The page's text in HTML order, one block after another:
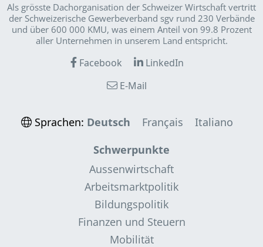
Als grösste Dachorganisation der Schweizer Wirt­schaft vertritt
der Schweizerische Gewerbeverband sgv rund 230 Verbände
und über 600 000 KMU, was einem Anteil von 99.8 Prozent
aller Unternehmen in unserem Land entspricht.
Facebook
LinkedIn
E-Mail
Sprachen: Deutsch Français
Italiano
Schwerpunkte
Aussenwirtschaft
Arbeitsmarktpolitik
Bildungspolitik
Finanzen und Steuern
Mobilität